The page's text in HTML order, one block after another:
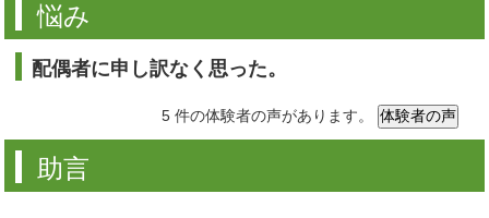
悩み
配偶者に申し訳なく思った。
5 件の体験者の声があります。
助言